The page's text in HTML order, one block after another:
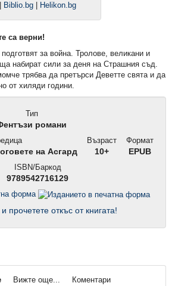
Biblio.bg Helikon.bg
са верни!
за война. Тролове, великани и
набират сили за деня на Страшния съд.
трябва да претърси Деветте свята и да
от хиляди години.
Тип
романи
на Асгард
Възраст
10+
Формат
EPUB
ISBN/Баркод
9789542716129
форма
прочетете откъс от книгата!
Вижте още... Коментари